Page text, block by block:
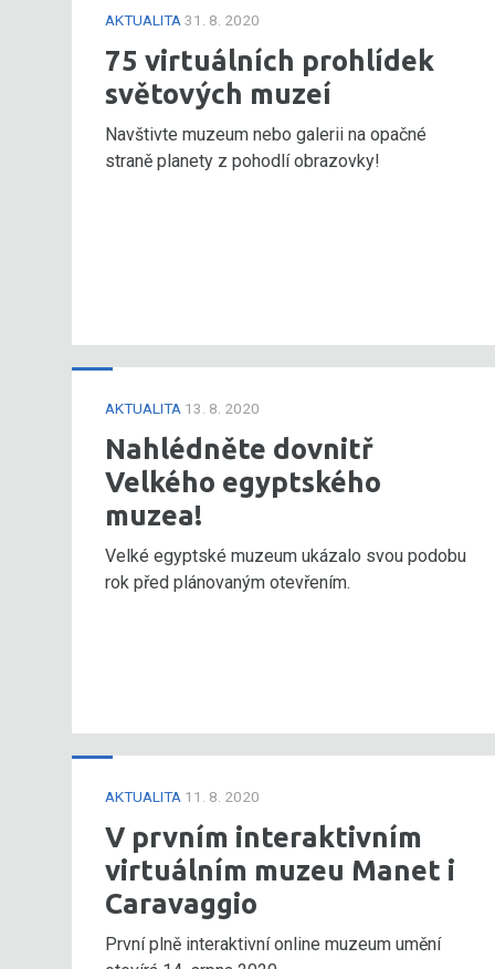
AKTUALITA 31. 8. 2020
75 virtuálních prohlídek
světových muzeí
Navštivte muzeum nebo galerii na opačné
straně planety z pohodlí obrazovky!
AKTUALITA 13. 8. 2020
Nahlédněte dovnitř
Velkého egyptského
muzea!
Velké egyptské muzeum ukázalo svou podobu
rok před plánovaným otevřením.
AKTUALITA 11. 8. 2020
V prvním interaktivním
virtuálním muzeu Manet i
Caravaggio
První plně interaktivní online muzeum umění